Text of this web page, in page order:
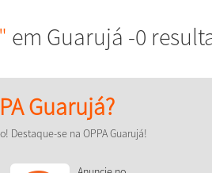
em Guarujá -0
Guarujá?
Destaque-se na OPPA Guarujá!